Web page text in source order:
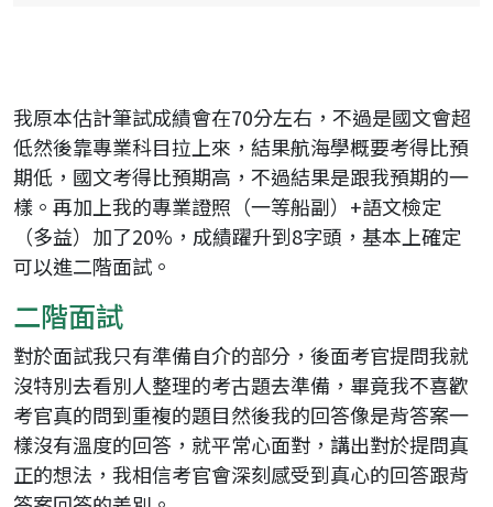
我原本估計筆試成績會在70分左右，不過是國文會超
低然後靠專業科目拉上來，結果航海學概要考得比預
期低，國文考得比預期高，不過結果是跟我預期的一
樣。再加上我的專業證照（一等船副）+語文檢定
（多益）加了20%，成績躍升到8字頭，基本上確定
可以進二階面試。
二階面試
對於面試我只有準備自介的部分，後面考官提問我就
沒特別去看別人整理的考古題去準備，畢竟我不喜歡
考官真的問到重複的題目然後我的回答像是背答案一
樣沒有溫度的回答，就平常心面對，講出對於提問真
正的想法，我相信考官會深刻感受到真心的回答跟背